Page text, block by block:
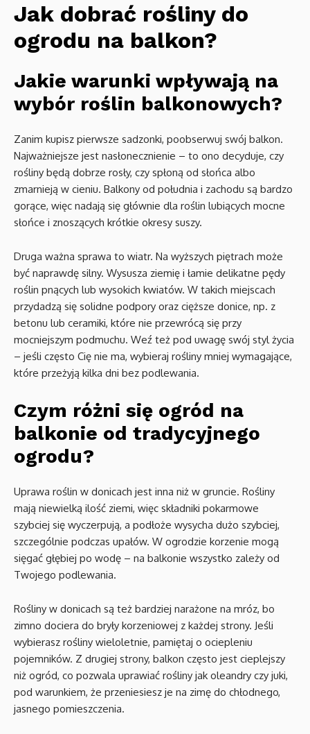
Jak dobrać rośliny do
ogrodu na balkon?
Jakie warunki wpływają na
wybór roślin balkonowych?
Zanim kupisz pierwsze sadzonki, poobserwuj swój balkon.
Najważniejsze jest nasłonecznienie – to ono decyduje, czy
rośliny będą dobrze rosły, czy spłoną od słońca albo
zmarnieją w cieniu. Balkony od południa i zachodu są bardzo
gorące, więc nadają się głównie dla roślin lubiących mocne
słońce i znoszących krótkie okresy suszy.
Druga ważna sprawa to wiatr. Na wyższych piętrach może
być naprawdę silny. Wysusza ziemię i łamie delikatne pędy
roślin pnących lub wysokich kwiatów. W takich miejscach
przydadzą się solidne podpory oraz cięższe donice, np. z
betonu lub ceramiki, które nie przewrócą się przy
mocniejszym podmuchu. Weź też pod uwagę swój styl życia
– jeśli często Cię nie ma, wybieraj rośliny mniej wymagające,
które przeżyją kilka dni bez podlewania.
Czym różni się ogród na
balkonie od tradycyjnego
ogrodu?
Uprawa roślin w donicach jest inna niż w gruncie. Rośliny
mają niewielką ilość ziemi, więc składniki pokarmowe
szybciej się wyczerpują, a podłoże wysycha dużo szybciej,
szczególnie podczas upałów. W ogrodzie korzenie mogą
sięgać głębiej po wodę – na balkonie wszystko zależy od
Twojego podlewania.
Rośliny w donicach są też bardziej narażone na mróz, bo
zimno dociera do bryły korzeniowej z każdej strony. Jeśli
wybierasz rośliny wieloletnie, pamiętaj o ociepleniu
pojemników. Z drugiej strony, balkon często jest cieplejszy
niż ogród, co pozwala uprawiać rośliny jak oleandry czy juki,
pod warunkiem, że przeniesiesz je na zimę do chłodnego,
jasnego pomieszczenia.